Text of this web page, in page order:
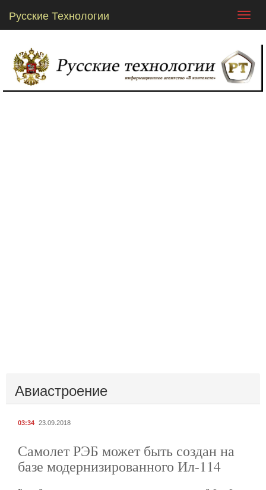
Русские Технологии
Авиастроение
03:34 23.09.2018
Самолет РЭБ может быть создан на
базе модернизированного Ил-114